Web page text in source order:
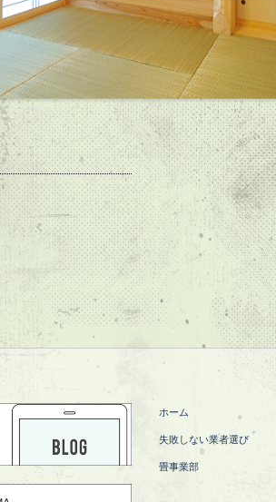
ホーム
失敗しない業者選び
畳事業部